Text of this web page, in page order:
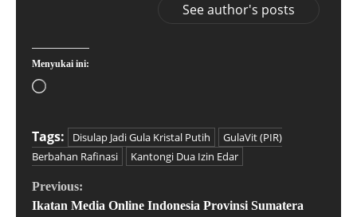
See author's posts
Menyukai ini:
Tags: Disulap Jadi Gula Kristal Putih
GulaVit (PIR)
Berbahan Rafinasi
Kantongi Dua Izin Edar
Previous:
Ikatan Media Online Indonesia Provinsi Sumatera